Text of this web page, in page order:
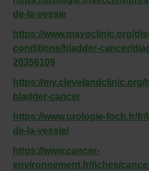
de-la-vessie
https://www.mayoclinic.org/
conditions/bladder-cancer/
20356109
https://my.clevelandclinic.org/
bladder-cancer
https://www.urologie-foch.fr/
de-la-vessie/
https://www.cancer-
environnement.fr/fiches/